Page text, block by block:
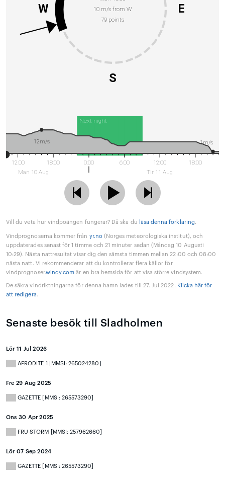
10 m/s from W
79 points
E
S
W
Next night
12:00
Man 10 Aug
18:00 0:00 6:00
12:00
Tir 11 Aug
18:00
12m/s 1m/s
Vill du veta hur vindpoängen fungerar? Då ska du läsa denna förklaring.
Vindprognoserna kommer från yr.no (Norges meteorologiska institut), och
uppdaterades senast för 1 timme och 21 minuter sedan (Måndag 10 Augusti
10:29). Nästa nattresultat visar dig den sämsta timmen mellan 22:00 och 08:00
nästa natt. Vi rekommenderar att du kontrollerar flera källor för
vindprognoser.windy.com är en bra hemsida för att visa större vindsystem.
De säkra vindriktningarna för denna hamn lades till 27. Jul 2022. Klicka här för
att redigera.
Senaste besök till Sladholmen
Lör 11 Jul 2026
AFRODITE 1 [MMSI: 265024280]
Fre 29 Aug 2025
GAZETTE [MMSI: 265573290]
Ons 30 Apr 2025
FRU STORM [MMSI: 257962660]
Lör 07 Sep 2024
GAZETTE [MMSI: 265573290]